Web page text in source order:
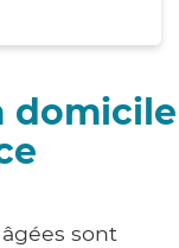
domicile
sont